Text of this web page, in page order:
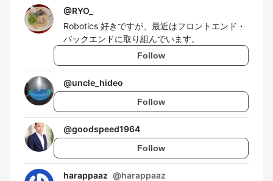
@RYO_
Robotics 好きですが、最近はフロントエンド・
バックエンドに取り組んでいます。
Follow
@uncle_hideo
Follow
@goodspeed1964
Follow
harappaaz @harappaaz